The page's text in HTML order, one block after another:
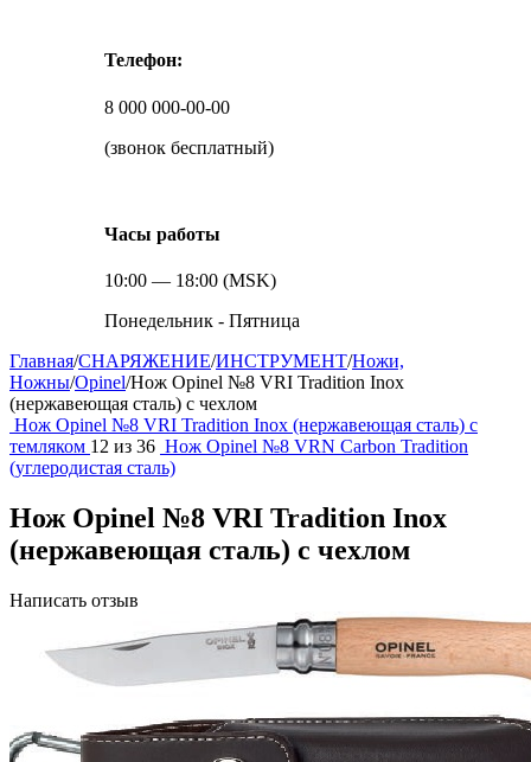
Телефон:
8 000 000-00-00
(звонок бесплатный)
Часы работы
10:00 — 18:00 (MSK)
Понедельник - Пятница
Главная/СНАРЯЖЕНИЕ/ИНСТРУМЕНТ/Ножи,
Ножны/Opinel/Нож Opinel №8 VRI Tradition Inox
(нержавеющая сталь) с чехлом
Нож Opinel №8 VRI Tradition Inox (нержавеющая сталь) с
темляком 12 из 36 Нож Opinel №8 VRN Carbon Tradition
(углеродистая сталь)
Нож Opinel №8 VRI Tradition Inox
(нержавеющая сталь) с чехлом
Написать отзыв